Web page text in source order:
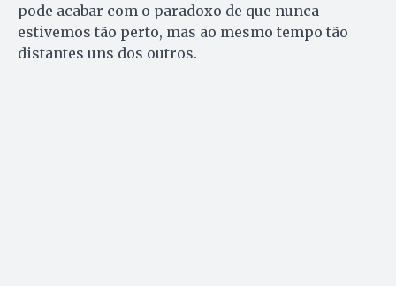
pode acabar com o paradoxo de que nunca
estivemos tão perto, mas ao mesmo tempo tão
distantes uns dos outros.